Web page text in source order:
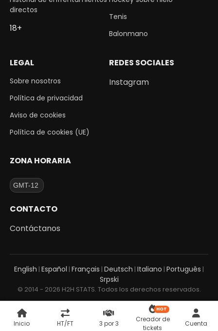
directos
18+
Tenis
Balonmano
LEGAL
Sobre nosotros
Política de privacidad
Aviso de cookies
Política de cookies (UE)
REDES SOCIALES
Instagram
ZONA HORARIA
CONTACTO
Contáctanos
English | Español | Français | Deutsch | Italiano | Português |
Srpski
© 2014 - 2026 H2H STATS. Todos los derechos reservados.
Inicio HT/FT 3 por 3
Creador de
tickets
HOT
Cuenta